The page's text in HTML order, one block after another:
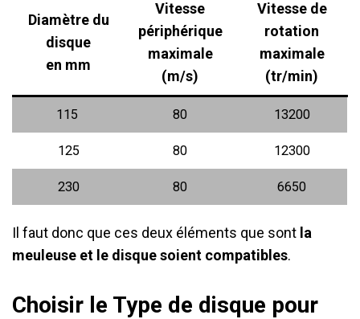
Diamètre du
disque
en mm
Vitesse
périphérique
maximale
(m/s)
Vitesse de
rotation
maximale
(tr/min)
115 80 13200
125 80 12300
230 80 6650
Il faut donc que ces deux éléments que sont la
meuleuse et le disque soient compatibles.
Choisir le Type de disque pour